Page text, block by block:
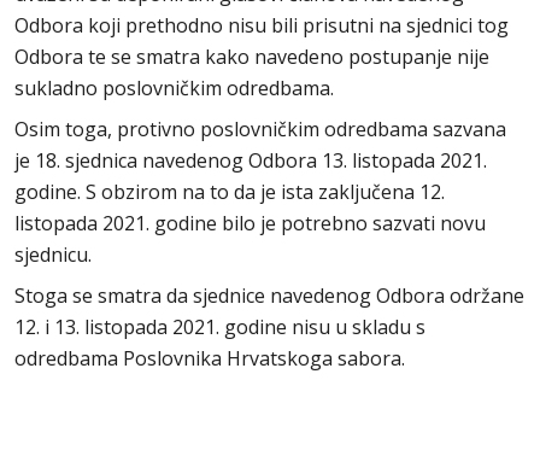
Odbora koji prethodno nisu bili prisutni na sjednici tog
Odbora te se smatra kako navedeno postupanje nije
sukladno poslovničkim odredbama.
Osim toga, protivno poslovničkim odredbama sazvana
je 18. sjednica navedenog Odbora 13. listopada 2021.
godine. S obzirom na to da je ista zaključena 12.
listopada 2021. godine bilo je potrebno sazvati novu
sjednicu.
Stoga se smatra da sjednice navedenog Odbora održane
12. i 13. listopada 2021. godine nisu u skladu s
odredbama Poslovnika Hrvatskoga sabora.